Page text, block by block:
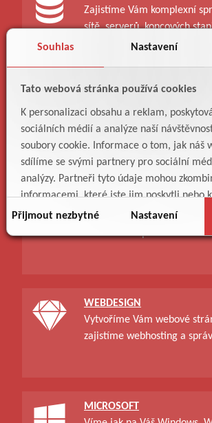
Souhlas Nastavení
Tato webová stránka používá cookies
K personalizaci obsahu a reklam,
sociálních médií a analýze naší
soubory cookie. Informace o tom, jak náš
sdílíme se svými partnery pro sociální
analýzy. Partneři tyto údaje mohou
informacemi, které jste jim poskytli nebo
důsledku toho, že používáte jejich služby.
Přijmout nezbytné Nastavení
Zajistíme Vám komplexní
sítě, serverů, koncových
IT ŘEŠENÍ
Navrhneme, vybereme,
poskládáme IT řešení dle
PODPORA
Zajistíme Vám technickou
vzdělávání a poradenství v
WEBDESIGN
Vytvoříme Vám webové
zajistíme webhosting a
MICROSOFT